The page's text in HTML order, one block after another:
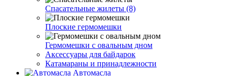
Спасательные жилеты (8)
Плоские гермомешки
Гермомешки с овальным дном
Аксессуары для байдарок
Катамараны и принадлежности
Автомасла